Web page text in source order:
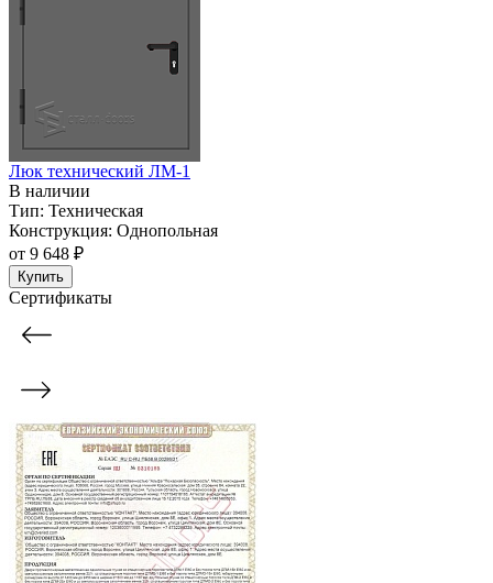
Люк технический ЛМ-1
В наличии
Тип: Техническая
Конструкция: Однопольная
от 9 648 ₽
Купить
Сертификаты